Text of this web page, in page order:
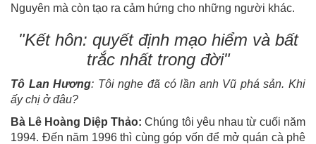
Nguyên mà còn tạo ra cảm hứng cho những người khác.
"Kết hôn: quyết định mạo hiểm và bất
trắc nhất trong đời"
Tô Lan Hương: Tôi nghe đã có lần anh Vũ phá sản. Khi
ấy chị ở đâu?
Bà Lê Hoàng Diệp Thảo: Chúng tôi yêu nhau từ cuối năm
1994. Đến năm 1996 thì cùng góp vốn để mở quán cà phê